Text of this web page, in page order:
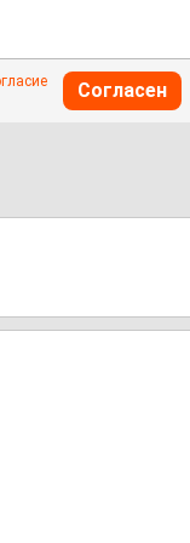
Согласен